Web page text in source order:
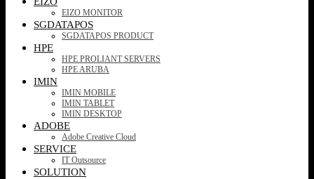
EIZO MONITOR
SGDATAPOS
SGDATAPOS PRODUCT
HPE
HPE PROLIANT SERVERS
HPE ARUBA
IMIN
IMIN MOBILE
IMIN TABLET
IMIN DESKTOP
ADOBE
Adobe Creative Cloud
SERVICE
IT Outsource
SOLUTION